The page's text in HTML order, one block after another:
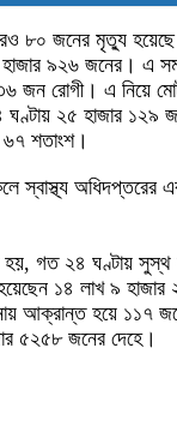
৮০ জনের মৃত্যু
হাজার ৯২৬ জনের। এ
জন রোগী। এ নিয়ে
ঘণ্টায় ২৫ হাজার ১২৯
শতাংশ।
স্বাস্থ্য অধিদপ্তরের
হয়, গত ২৪ ঘণ্টায় সুস্থ
১৪ লাখ ৯
আক্রান্ত হয়ে ১১৭
৫২৫৮ জনের দেহে।